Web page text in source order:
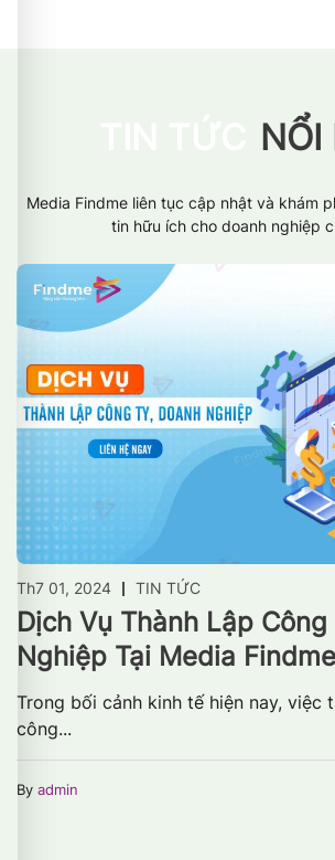
NỔI
Media Findme liên tục cập nhật và khám
tin hữu ích cho doanh nghiệp
Th7 01, 2024 TIN TỨC
Dịch Vụ Thành Lập Công
Nghiệp Tại Media Findme
Trong bối cảnh kinh tế hiện nay, việc
công...
By admin